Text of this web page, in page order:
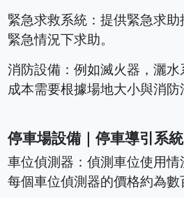
緊急求救系統：提供緊急求
緊急情況下求助。
消防設備：例如滅火器，灑
成本需要根據場地大小與消防
停車場設備｜停車導引系統
車位偵測器：偵測車位使用情
每個車位偵測器的價格約為數